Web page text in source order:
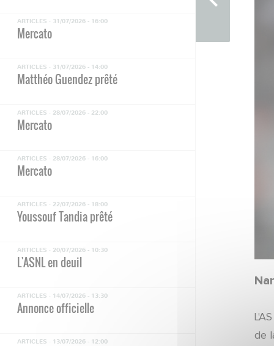
ARTICLES · 31/07/2026 - 16:00
Mercato
ARTICLES · 31/07/2026 - 14:00
Matthéo Guendez prêté
ARTICLES · 28/07/2026 - 22:00
Mercato
ARTICLES · 28/07/2026 - 16:00
Mercato
ARTICLES · 22/07/2026 - 18:00
Youssouf Tandia prêté
ARTICLES · 20/07/2026 - 10:30
L'ASNL en deuil
ARTICLES · 14/07/2026 - 13:30
Annonce officielle
ARTICLES · 13/07/2026 - 12:00
de